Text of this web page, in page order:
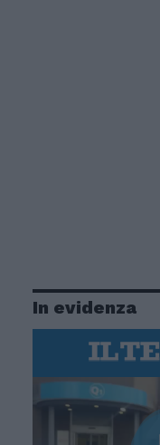
In evidenza